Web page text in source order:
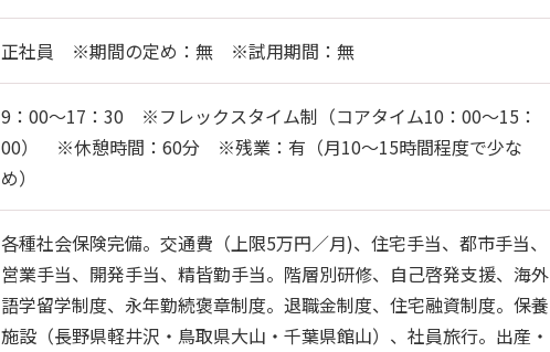
正社員 ※期間の定め：無 ※試用期間：無
9：00～17：30 ※フレックスタイム制（コアタイム10：00～15：
00） ※休憩時間：60分 ※残業：有（月10～15時間程度で少な
め）
各種社会保険完備。交通費（上限5万円／月)、住宅手当、都市手当、
営業手当、開発手当、精皆勤手当。階層別研修、自己啓発支援、海外
語学留学制度、永年勤続褒章制度。退職金制度、住宅融資制度。保養
施設（長野県軽井沢・鳥取県大山・千葉県館山）、社員旅行。出産・